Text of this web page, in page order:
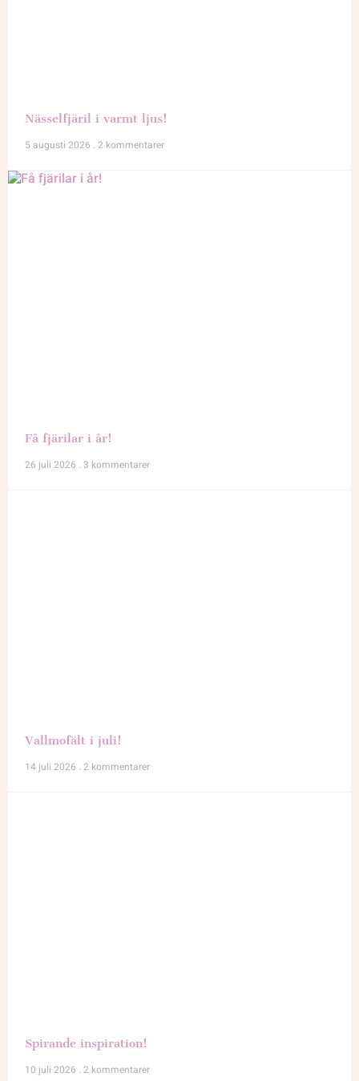
Nässelfjäril i varmt ljus!
5 augusti 2026 2 kommentarer
Få fjärilar i år!
26 juli 2026
3 kommentarer
Vallmofält i juli!
14 juli 2026 2 kommentarer
Spirande inspiration!
10 juli 2026 2 kommentarer